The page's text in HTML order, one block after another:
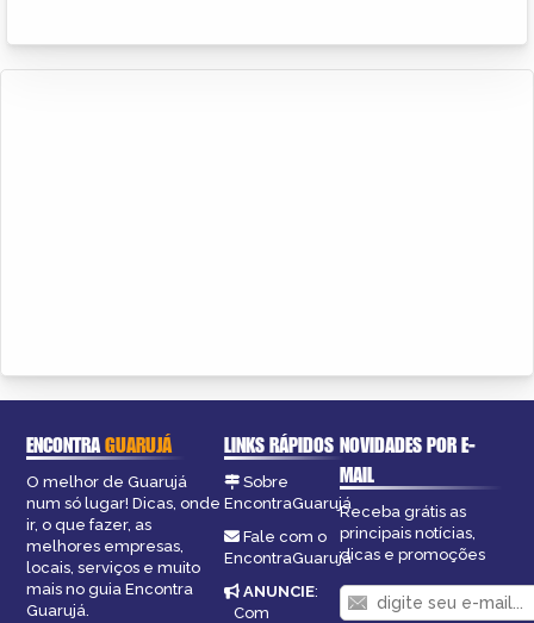
ENCONTRAGUARUJÁ
O melhor de Guarujá
num só lugar! Dicas, onde
ir, o que fazer, as
melhores empresas,
locais, serviços e muito
mais no guia Encontra
Guarujá.
LINKS RÁPIDOS
Sobre
EncontraGuarujá
Fale com o
EncontraGuarujá
ANUNCIE:
Com
NOVIDADES POR E-
MAIL
Receba grátis as
principais notícias,
dicas e promoções